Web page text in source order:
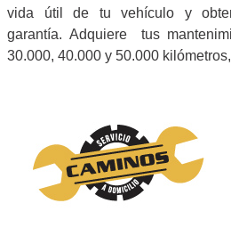
vida útil de tu vehículo y
garantía. Adquiere tus
30.000, 40.000 y 50.000